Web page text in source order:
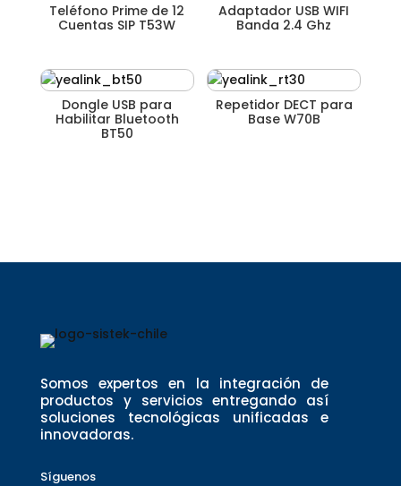
Teléfono Prime de 12
Cuentas SIP T53W
Adaptador USB WIFI
Banda 2.4 Ghz
Dongle USB para
Habilitar Bluetooth
BT50
Repetidor DECT para
Base W70B
Somos expertos en la integración de
productos y servicios entregando así
soluciones tecnológicas unificadas e
innovadoras.
Síguenos